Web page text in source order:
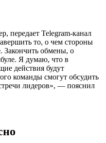
передает Telegram-канал
то, о чем стороны
Закончить обмены, о
Я думаю, что в
действия будут
команды смогут обсудить
лидеров», — пояснил